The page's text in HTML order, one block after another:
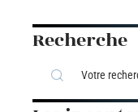
Recherche